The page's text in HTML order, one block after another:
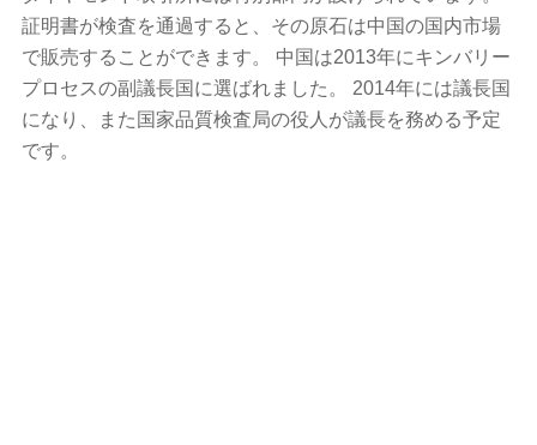
証明書が検査を通過すると、その原石は中国の国内市場
で販売することができます。 中国は2013年にキンバリー
プロセスの副議長国に選ばれました。 2014年には議長国
になり、また国家品質検査局の役人が議長を務める予定
です。